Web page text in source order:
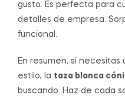
gusto. Es perfecta para
detalles de empresa.
funcional.
En resumen, si
estilo, la taza blanca
buscando. Haz de cada